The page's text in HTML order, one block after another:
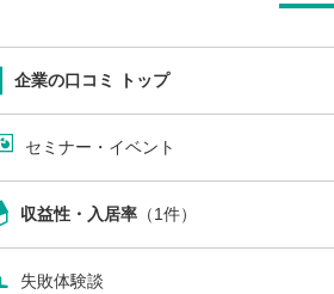
企業の口コミ トップ
セミナー・イベント
収益性・入居率 （1件）
失敗体験談